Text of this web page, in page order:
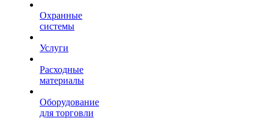
Охранные
системы
Услуги
Расходные
материалы
Оборудование
для торговли